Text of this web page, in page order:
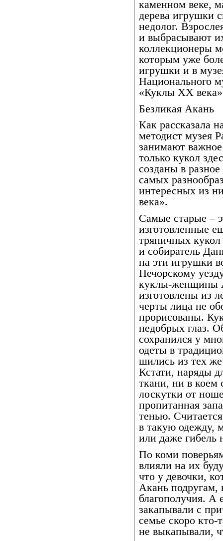
каменном веке,
дерева игрушки
недолог.
и выбрасывают
коллекционеры
которым уже
игрушки и в
Национального
«Куклы XX
Безликая Акань
Как рассказала
методист музея
занимают
только кукол
созданы в
самых
интересных из
века».
Самые старые –
изготовленные
тряпичных кукол
и собиратель
на эти игрушки
Печорскому
куклы-женщины
изготовлены из
черты лица не
прорисованы.
недобрых глаз.
сохранился у
одеты в
шились из тех
Кстати, наряды
ткани, ни в коем
лоскутки от
пропитанная
тенью.
в такую одежду,
или даже гибель
По коми
влияли на их
что у девочки,
Акань подругам,
благополучия. А
закапывали с
семье скоро
не выкапывали,